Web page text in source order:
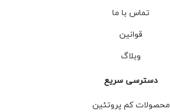
تماس با ما
قوانین
وبلاگ
دسترسی سریع
محصولات کم پروتئین